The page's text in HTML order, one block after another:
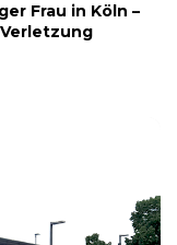
Frau in Köln –